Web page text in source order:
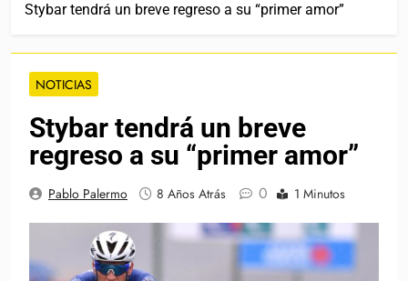
Stybar tendrá un breve regreso a su “primer amor”
NOTICIAS
Stybar tendrá un breve
regreso a su “primer amor”
Pablo Palermo 8 Años Atrás 0 1 Minutos